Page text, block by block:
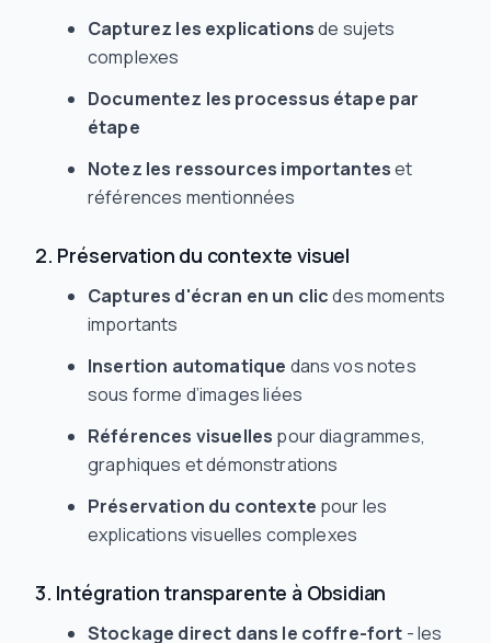
Capturez les explicationsde sujets
complexes
Documentez les processus étape par
étape
Notez les ressources importanteset
références mentionnées
2. Préservation du contexte visuel
Captures d'écran en un clicdes moments
importants
Insertion automatique dans vos notes
sous forme d’images liées
Références visuelles pour diagrammes,
graphiques et démonstrations
Préservation du contexte pour les
explications visuelles complexes
3. Intégration transparente à Obsidian
Stockage direct dans le coffre-fort - les